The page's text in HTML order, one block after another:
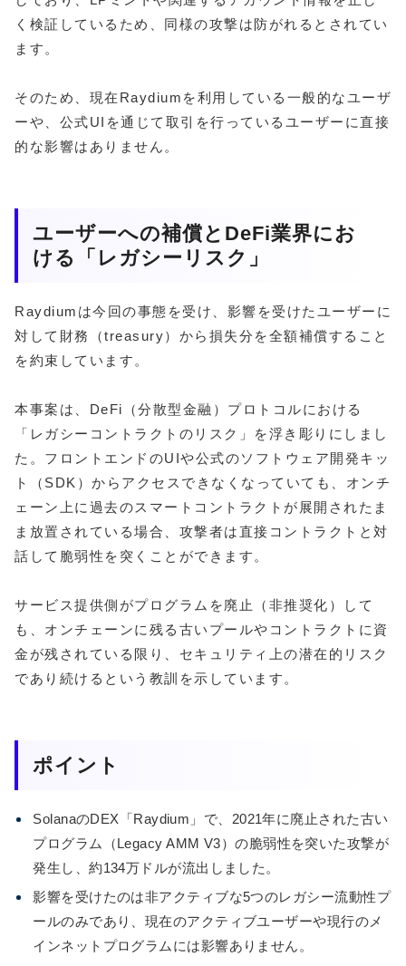
く検証しているため、同様の攻撃は防がれるとされてい
ます。
そのため、現在Raydiumを利用している一般的なユーザ
ーや、公式UIを通じて取引を行っているユーザーに直接
的な影響はありません。
ユーザーへの補償とDeFi業界にお
ける「レガシーリスク」
Raydiumは今回の事態を受け、影響を受けたユーザーに
対して財務（treasury）から損失分を全額補償すること
を約束しています。
本事案は、DeFi（分散型金融）プロトコルにおける
「レガシーコントラクトのリスク」を浮き彫りにしまし
た。フロントエンドのUIや公式のソフトウェア開発キッ
ト（SDK）からアクセスできなくなっていても、オンチ
ェーン上に過去のスマートコントラクトが展開されたま
ま放置されている場合、攻撃者は直接コントラクトと対
話して脆弱性を突くことができます。
サービス提供側がプログラムを廃止（非推奨化）して
も、オンチェーンに残る古いプールやコントラクトに資
金が残されている限り、セキュリティ上の潜在的リスク
であり続けるという教訓を示しています。
ポイント
SolanaのDEX「Raydium」で、2021年に廃止された古い
プログラム（Legacy AMM V3）の脆弱性を突いた攻撃が
発生し、約134万ドルが流出しました。
影響を受けたのは非アクティブな5つのレガシー流動性プ
ールのみであり、現在のアクティブユーザーや現行のメ
インネットプログラムには影響ありません。